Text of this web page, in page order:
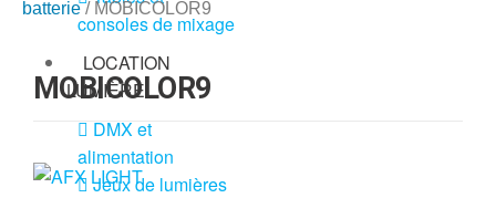
consoles de mixage
LOCATION
LUMIÈRE
DMX et
alimentation
Jeux de lumières
batterie/ MOBICOLOR9
MOBICOLOR9